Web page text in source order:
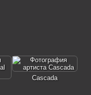
Cascada